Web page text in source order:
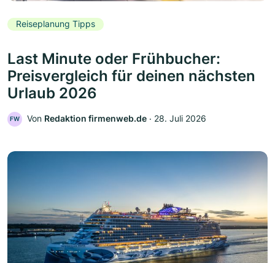
Reiseplanung Tipps
Last Minute oder Frühbucher:
Preisvergleich für deinen nächsten
Urlaub 2026
FW Von Redaktion firmenweb.de ‧ 28. Juli 2026